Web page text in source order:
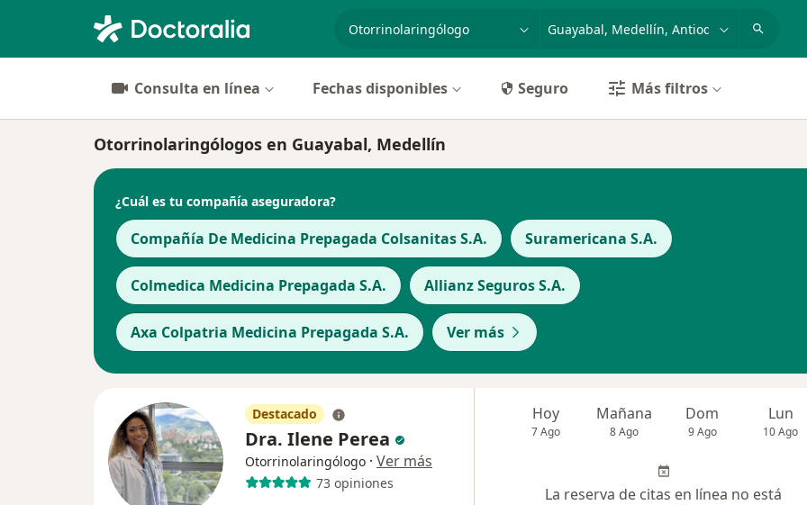
especialidad, enfermedad o nombre
Consulta en línea Fechas disponibles Seguro Más filtros
Otorrinolaringólogos en Guayabal, Medellín
¿Cuál es tu compañía aseguradora?
Compañía De Medicina Prepagada Colsanitas S.A. Suramericana S.A.
Colmedica Medicina Prepagada S.A. Allianz Seguros S.A.
Axa Colpatria Medicina Prepagada S.A. Ver más
Destacado
Dra. Ilene Perea
Otorrinolaringólogo · Ver más
73 opiniones
Hoy
7 Ago
Mañana
8 Ago
Dom
9 Ago
Lun
10 Ago
La reserva de citas en línea no está